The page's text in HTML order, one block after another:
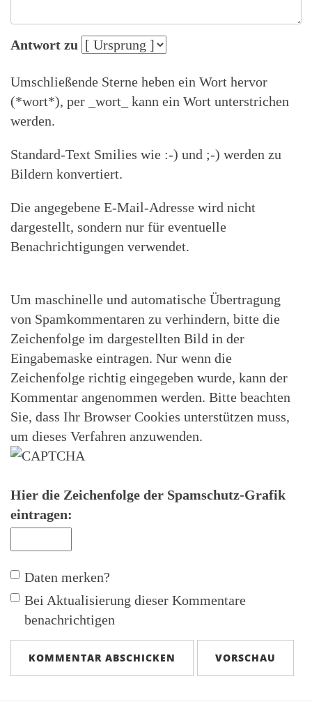
Antwort zu
Umschließende Sterne heben ein Wort hervor
(*wort*), per _wort_ kann ein Wort unterstrichen
werden.
Standard-Text Smilies wie :-) und ;-) werden zu
Bildern konvertiert.
Die angegebene E-Mail-Adresse wird nicht
dargestellt, sondern nur für eventuelle
Benachrichtigungen verwendet.
Um maschinelle und automatische Übertragung
von Spamkommentaren zu verhindern, bitte die
Zeichenfolge im dargestellten Bild in der
Eingabemaske eintragen. Nur wenn die
Zeichenfolge richtig eingegeben wurde, kann der
Kommentar angenommen werden. Bitte beachten
Sie, dass Ihr Browser Cookies unterstützen muss,
um dieses Verfahren anzuwenden.
Hier die Zeichenfolge der Spamschutz-Grafik
eintragen:
Daten merken?
Bei Aktualisierung dieser Kommentare
benachrichtigen